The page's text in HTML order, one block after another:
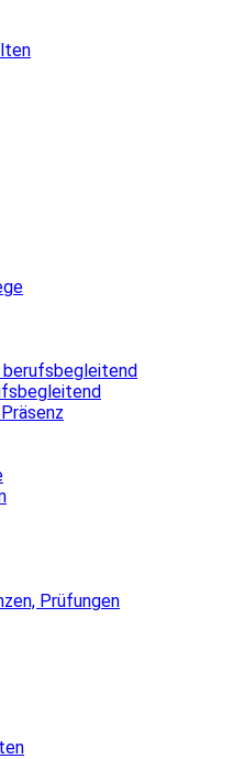
berufsbegleitend
Prüfungen